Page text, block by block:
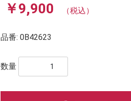
￥9,900 （税込）
品番: 0B42623
数量